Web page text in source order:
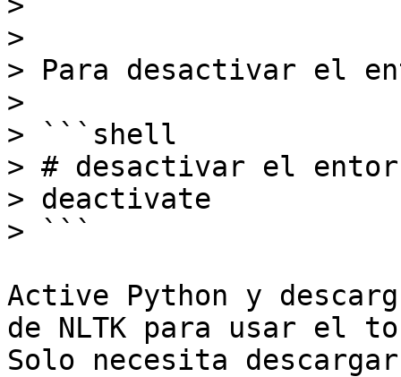
>
> Para desactivar el
>
> ```shell
> # desactivar el
> deactivate
> ```
Active Python y
de NLTK para usar el
Solo necesita